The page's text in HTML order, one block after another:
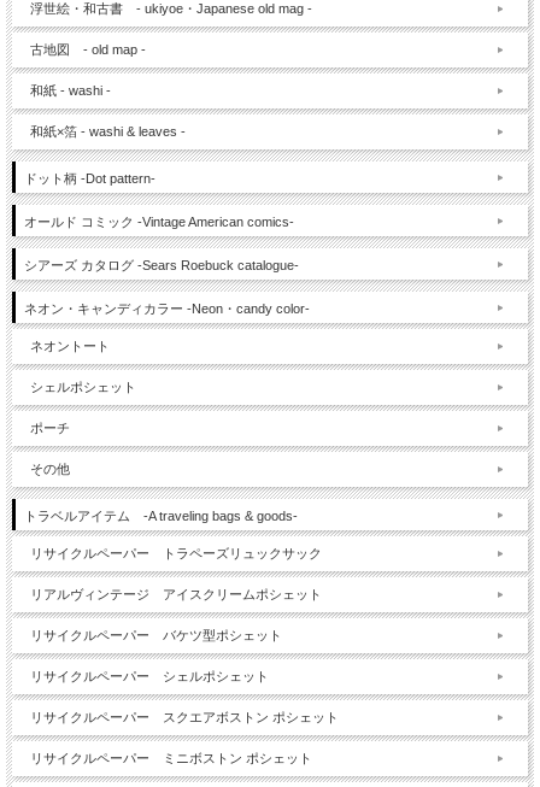
浮世絵・和古書 - ukiyoe・Japanese old mag -
古地図 - old map -
和紙 - washi -
和紙×箔 - washi & leaves -
ドット柄 -Dot pattern-
オールド コミック -Vintage American comics-
シアーズ カタログ -Sears Roebuck catalogue-
ネオン・キャンディカラー -Neon・candy color-
ネオントート
シェルポシェット
ポーチ
その他
トラベルアイテム -A traveling bags & goods-
リサイクルペーパー トラペーズリュックサック
リアルヴィンテージ アイスクリームポシェット
リサイクルペーパー バケツ型ポシェット
リサイクルペーパー シェルポシェット
リサイクルペーパー スクエアボストン ポシェット
リサイクルペーパー ミニボストン ポシェット